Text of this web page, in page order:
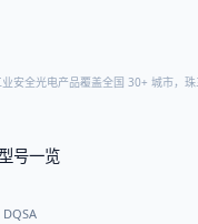
业安全光电产品覆盖全国 30+ 城市，
号一览
DQSA